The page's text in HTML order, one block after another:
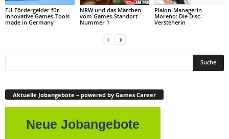
EU-Fördergelder für
innovative Games-Tools
made in Germany
NRW und das Märchen
vom Games-Standort
Nummer 1
Plaion-Managerin
Moreno: Die Disc-
Versteherin
Aktuelle Jobangebote – powered by Games Career